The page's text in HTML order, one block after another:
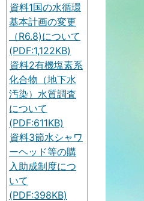
資料1国の水循環
基本計画の変更
（R6.8)について
(PDF:1,122KB)
資料2有機塩素系
化合物（地下水
汚染）水質調査
について
(PDF:611KB)
資料3節水シャワ
ーヘッド等の購
入助成制度につ
いて
(PDF:398KB)